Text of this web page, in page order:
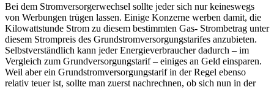
Bei dem Stromversorgerwechsel sollte jeder sich nur keineswegs
von Werbungen trügen lassen. Einige Konzerne werben damit, die
Kilowattstunde Strom zu diesem bestimmten Gas- Strombetrag unter
diesem Strompreis des Grundstromversorgungstarifes anzubieten.
Selbstverständlich kann jeder Energieverbraucher dadurch – im
Vergleich zum Grundversorgungstarif – einiges an Geld einsparen.
Weil aber ein Grundstromversorgungstarif in der Regel ebenso
relativ teuer ist, sollte man zuerst nachrechnen, ob sich nun in der